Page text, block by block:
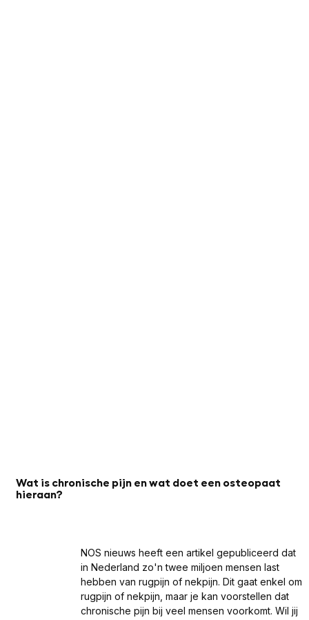
Wat is chronische pijn en wat doet een osteopaat
hieraan?
NOS nieuws heeft een artikel gepubliceerd dat
in Nederland zo'n twee miljoen mensen last
hebben van rugpijn of nekpijn. Dit gaat enkel om
rugpijn of nekpijn, maar je kan voorstellen dat
chronische pijn bij veel mensen voorkomt. Wil jij